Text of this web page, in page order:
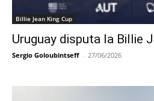
Billie Jean King Cup
Uruguay disputa la Billie
Sergio Goloubintseff - 27/06/2026